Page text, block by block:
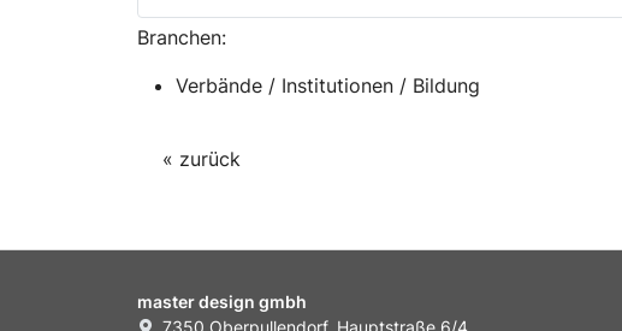
Branchen:
Verbände / Institutionen / Bildung
« zurück
master design gmbh
7350 Oberpullendorf, Hauptstraße 6/4